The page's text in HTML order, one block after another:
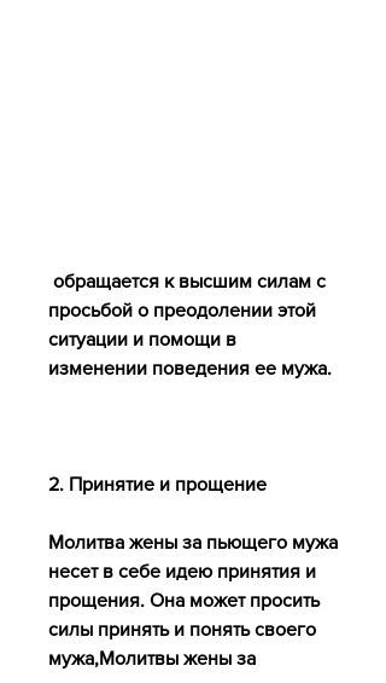
просьбой о преодолении этой
ситуации и помощи в
изменении поведения ее мужа.
2. Принятие и прощение
Молитва жены за пьющего мужа
несет в себе идею принятия и
прощения. Она может просить
силы принять и понять своего
мужа,Молитвы жены за